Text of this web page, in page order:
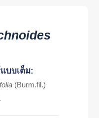
บบเต็ม:
(Burm.fil.)